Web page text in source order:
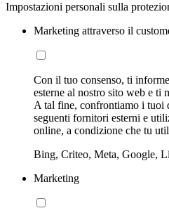
Impostazioni personali sulla
Marketing attraverso il
Con il tuo consenso, ti
esterne al nostro sito web e ti
A tal fine, confrontiamo i tuoi
seguenti fornitori esterni e
online, a condizione che tu
Bing, Criteo, Meta, Google,
Marketing